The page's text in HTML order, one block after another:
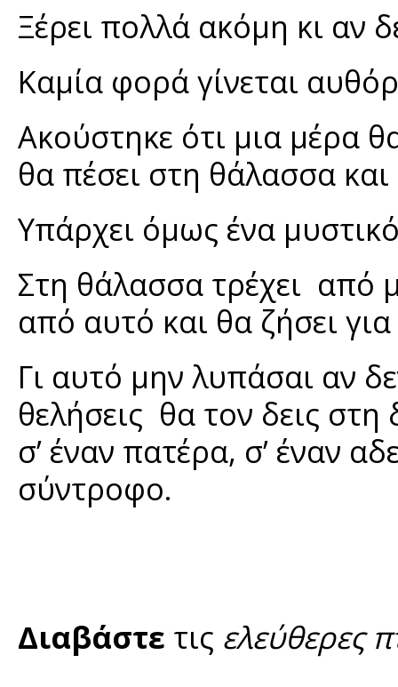
Ξέρει πολλά ακόμη κι αν
Καμία φορά γίνεται
Ακούστηκε ότι μια μέρα
θα πέσει στη θάλασσα και
Υπάρχει όμως ένα
Στη θάλασσα τρέχει από
από αυτό και θα ζήσει
Γι αυτό μην λυπάσαι αν
θελήσεις θα τον δεις
σ’ έναν πατέρα, σ’ έναν
σύντροφο.
Διαβάστε τις ελεύθερες